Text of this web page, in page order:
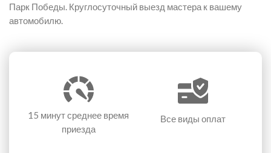
Парк Победы. Круглосуточный выезд мастера к вашему
автомобилю.
15 минутсреднее время
приезда
Все виды оплат